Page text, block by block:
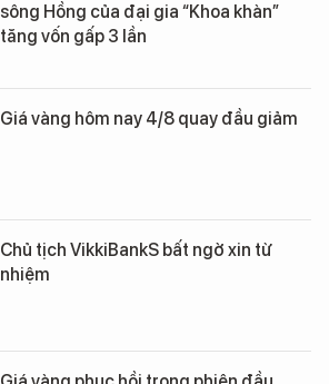
sông Hồng của đại gia “Khoa khàn”
tăng vốn gấp 3 lần
Giá vàng hôm nay 4/8 quay đầu giảm
Chủ tịch VikkiBankS bất ngờ xin từ
nhiệm